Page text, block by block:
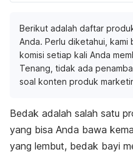
Berikut adalah daftar
Anda. Perlu diketahui,
komisi setiap kali Anda
Tenang, tidak ada
soal konten produk
Bedak adalah salah satu
yang bisa Anda bawa
yang lembut, bedak bayi